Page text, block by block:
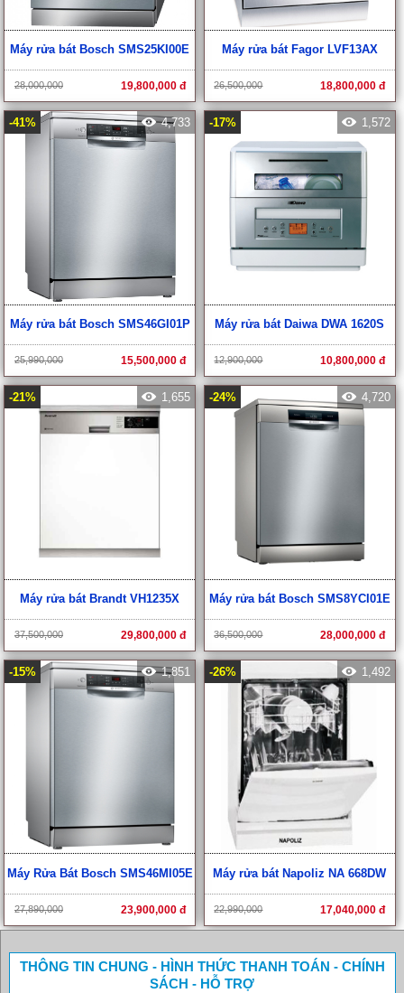
Máy rửa bát Bosch SMS25KI00E
28,000,000 19,800,000 đ
Máy rửa bát Fagor LVF13AX
26,500,000 18,800,000 đ
-41% 4,733
Máy rửa bát Bosch SMS46GI01P
25,990,000 15,500,000 đ
-17% 1,572
Máy rửa bát Daiwa DWA 1620S
12,900,000 10,800,000 đ
-21% 1,655
Máy rửa bát Brandt VH1235X
37,500,000 29,800,000 đ
-24% 4,720
Máy rửa bát Bosch SMS8YCI01E
36,500,000 28,000,000 đ
-15% 1,851
Máy Rửa Bát Bosch SMS46MI05E
27,890,000 23,900,000 đ
-26% 1,492
Máy rửa bát Napoliz NA 668DW
22,990,000 17,040,000 đ
THÔNG TIN CHUNG - HÌNH THỨC THANH TOÁN - CHÍNH
SÁCH - HỖ TRỢ